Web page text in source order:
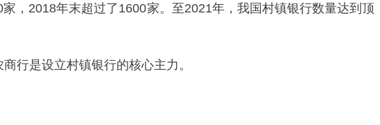
，2018年末超过了1600家。至2021年，我国村镇银行数量达到顶
行是设立村镇银行的核心主力。